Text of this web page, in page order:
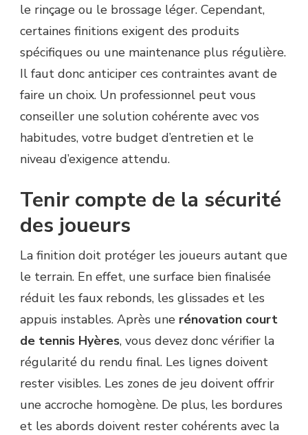
le rinçage ou le brossage léger. Cependant,
certaines finitions exigent des produits
spécifiques ou une maintenance plus régulière.
Il faut donc anticiper ces contraintes avant de
faire un choix. Un professionnel peut vous
conseiller une solution cohérente avec vos
habitudes, votre budget d’entretien et le
niveau d’exigence attendu.
Tenir compte de la sécurité
des joueurs
La finition doit protéger les joueurs autant que
le terrain. En effet, une surface bien finalisée
réduit les faux rebonds, les glissades et les
appuis instables. Après une rénovation court
de tennis Hyères, vous devez donc vérifier la
régularité du rendu final. Les lignes doivent
rester visibles. Les zones de jeu doivent offrir
une accroche homogène. De plus, les bordures
et les abords doivent rester cohérents avec la